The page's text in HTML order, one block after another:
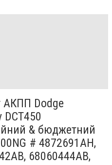
АКПП Dodge
& бюджетний
# 4872691AH,
68060444AB,